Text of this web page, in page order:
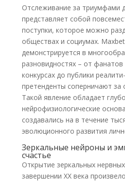
Отслеживание за триумфами
представляет собой
поступки, которое можно
обществах и социумах.
демонстрируется в
разновидностях – от фанатов
конкурсах до публики
претенденты соперничают за
Такой явление обладает
нейрофизиологические
создавались на в течение
эволюционного развития
Зеркальные нейроны и
счастье
Открытие зеркальных
завершении XX века